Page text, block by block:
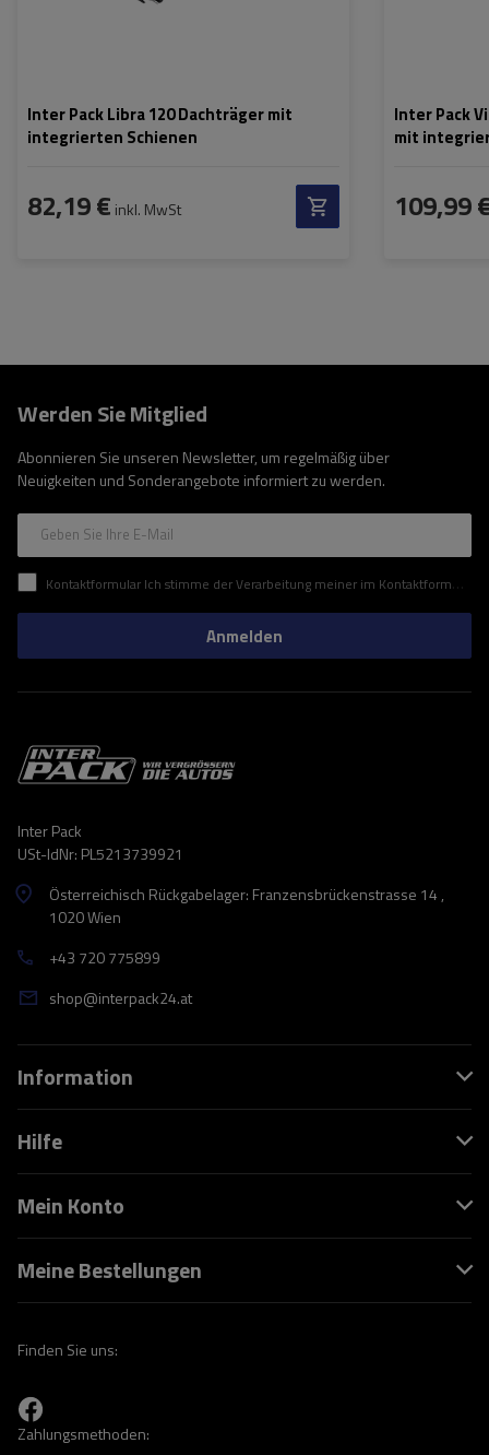
Inter Pack Libra 120 Dachträger mit
integrierten Schienen
82,19 € inkl. MwSt
Inter Pack
mit
109,99
Werden Sie Mitglied
Abonnieren Sie unseren Newsletter, um regelmäßig über
Neuigkeiten und Sonderangebote informiert zu werden.
Geben Sie Ihre E-Mail
Kontaktformular Ich stimme der Verarbeitung meiner im Kontaktformular enthaltenen personenbezogenen Daten gemäß der Verordnung (EU) des Europäischen Parlaments und des Rates zu.
Anmelden
Inter Pack
USt-IdNr: PL5213739921
Österreichisch Rückgabelager: Franzensbrückenstrasse 14 ,
1020 Wien
+43 720 775899
shop@interpack24.at
Information
Hilfe
Mein Konto
Meine Bestellungen
Finden Sie uns:
Zahlungsmethoden: